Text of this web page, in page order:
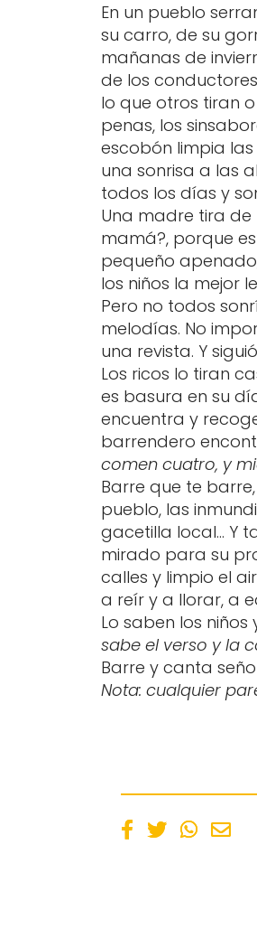
En un pueblo
su carro, de su
mañanas de
de los
lo que otros tiran
penas, los
escobón limpia
una sonrisa a las
todos los días y
Una madre tira
mamá?, porque
pequeño
los niños la mejor
Pero no todos
melodías. No
una revista. Y
Los ricos lo tiran
es basura en su
encuentra y
barrendero
comen cuatro, y
Barre que te
pueblo, las
gacetilla local… Y
mirado para su
calles y limpio el
a reír y a llorar, a
Lo saben los niños
sabe el verso y la
Barre y canta
Nota: cualquier